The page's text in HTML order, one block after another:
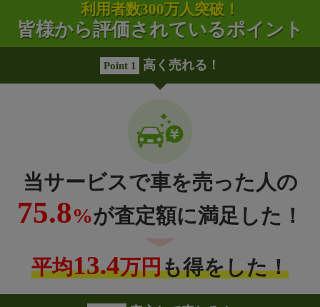
利用者数300万人突破！
皆様から評価されているポイント
Point 1 高く売れる！
当サービスで車を売った人の
75.8%が査定額に満足した！
平均13.4万円も得をした！